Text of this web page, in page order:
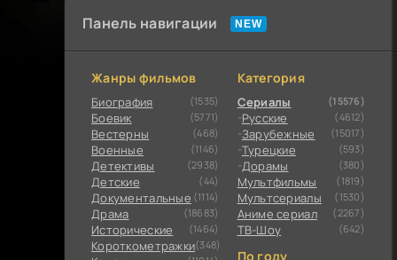
Панель навигации
Жанры фильмов
Биография (1535)
Боевик (5771)
Вестерны (468)
Военные (1146)
Детективы (2938)
Детские (44)
Документальные (1114)
Драма (18683)
Исторические (1464)
Короткометражки(348)
Категория
Сериалы (15576)
Русские (4612)
Зарубежные (15017)
Турецкие (593)
Дорамы (380)
Мультфильмы (1819)
Мультсериалы (1530)
Аниме сериал (2267)
ТВ-Шоу (642)
По году